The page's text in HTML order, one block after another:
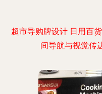
超市导购牌设计 日用百
间导航与视觉传